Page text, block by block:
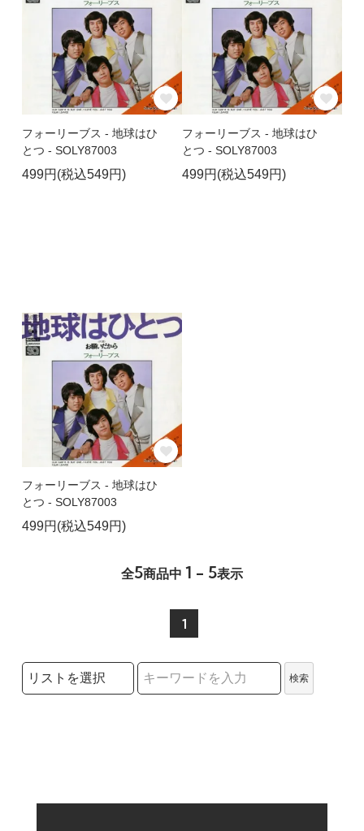
フォーリーブス - 地球はひ
とつ - SOLY87003
499円(税込549円)
フォーリーブス - 地球はひ
とつ - SOLY87003
499円(税込549円)
フォーリーブス - 地球はひ
とつ - SOLY87003
499円(税込549円)
全5商品中 1 - 5表示
1
検索リストの選択
検索